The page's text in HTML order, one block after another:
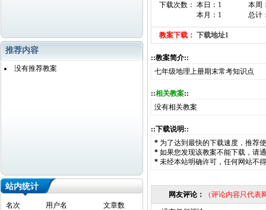
推荐内容
没有推荐教案
站内统计
名次 用户名
文章数
下载次数： 本日：1
本月：1
本周
总计
教案下载： 下载地址1
::教案简介::
七年级地理上册期末常考知识点
::相关教案::
没有相关教案
::下载说明::
* 为了达到最快的下载速度，推荐
* 如果您发现该教案不能下载，请
* 未经本站明确许可，任何网站不
网友评论： （评论内容只代